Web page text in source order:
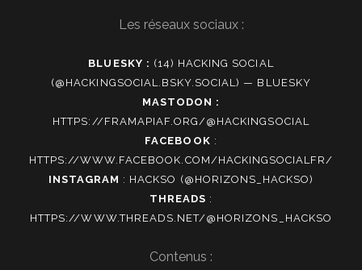
Les réseaux sociaux :
BLUESKY : (14) HACKING SOCIAL
(@HACKINGSOCIAL.BSKY.SOCIAL) — BLUESKY
MASTODON :
HTTPS://FRAMAPIAF.ORG/@HACKINGSOCIAL
FACEBOOK :
HTTPS://WWW.FACEBOOK.COM/HACKINGSOCIALFR/
INSTAGRAM : HACKSO (@HORIZONS_HACKSO)
THREADS :
HTTPS://WWW.THREADS.NET/@HORIZONS_HACKSO
Contenus :